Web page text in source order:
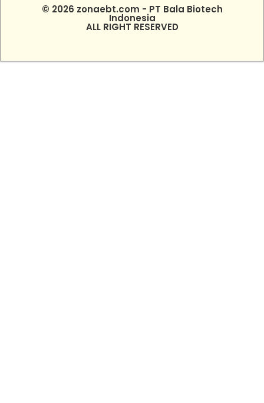
© 2026 zonaebt.com - PT Bala Biotech
Indonesia
ALL RIGHT RESERVED